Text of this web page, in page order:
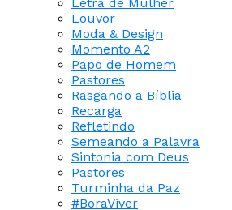
Louvor
Moda & Design
Momento A2
Papo de Homem
Pastores
Rasgando a Bíblia
Recarga
Refletindo
Semeando a Palavra
Sintonia com Deus
Pastores
Turminha da Paz
#BoraViver